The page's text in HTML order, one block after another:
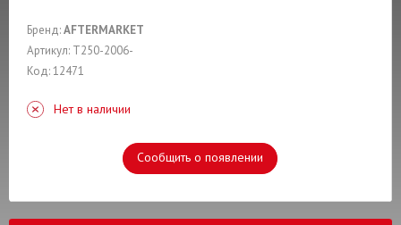
Бренд:AFTERMARKET
Артикул: T250-2006-
Код: 12471
Нет в наличии
Сообщить о появлении